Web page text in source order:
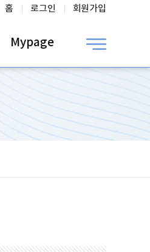
홈 로그인 회원가입
Mypage